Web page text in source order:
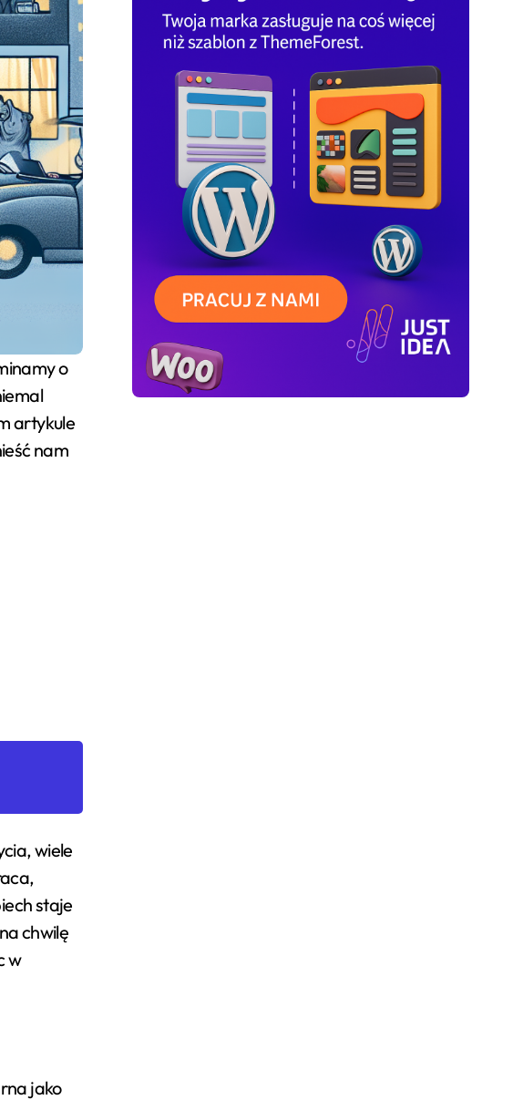
artykule
nam
wiele
staje
chwilę
w
jako